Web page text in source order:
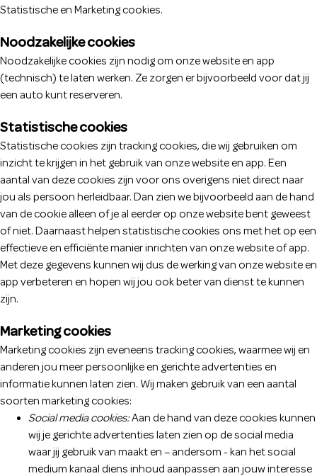
Statistische en Marketing cookies.
Noodzakelijke cookies
Noodzakelijke cookies zijn nodig om onze website en app
(technisch) te laten werken. Ze zorgen er bijvoorbeeld voor dat jij
een auto kunt reserveren.
Statistische cookies
Statistische cookies zijn tracking cookies, die wij gebruiken om
inzicht te krijgen in het gebruik van onze website en app. Een
aantal van deze cookies zijn voor ons overigens niet direct naar
jou als persoon herleidbaar. Dan zien we bijvoorbeeld aan de hand
van de cookie alleen of je al eerder op onze website bent geweest
of niet. Daarnaast helpen statistische cookies ons met het op een
effectieve en efficiënte manier inrichten van onze website of app.
Met deze gegevens kunnen wij dus de werking van onze website en
app verbeteren en hopen wij jou ook beter van dienst te kunnen
zijn.
Marketing cookies
Marketing cookies zijn eveneens tracking cookies, waarmee wij en
anderen jou meer persoonlijke en gerichte advertenties en
informatie kunnen laten zien. Wij maken gebruik van een aantal
soorten marketing cookies:
Social media cookies:Aan de hand van deze cookies kunnen
wij je gerichte advertenties laten zien op de social media
waar jij gebruik van maakt en – andersom - kan het social
medium kanaal diens inhoud aanpassen aan jouw interesse